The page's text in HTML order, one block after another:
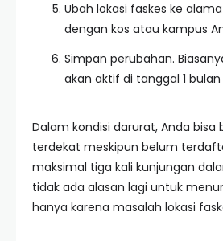
Ubah lokasi faskes ke
dengan kos atau kampus
Simpan perubahan.
akan aktif di tanggal 1
Dalam kondisi darurat, Anda bisa
terdekat meskipun belum
maksimal tiga kali kunjungan
tidak ada alasan lagi untuk
hanya karena masalah lokasi